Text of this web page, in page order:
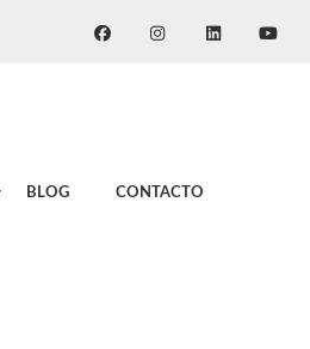
BLOG CONTACTO